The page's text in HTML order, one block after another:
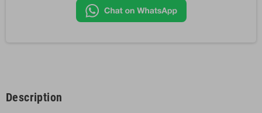
Description